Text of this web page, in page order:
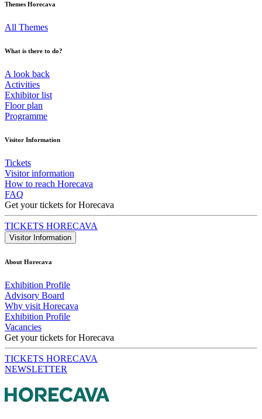
Themes Horecava
All Themes
What is there to do?
A look back
Activities
Exhibitor list
Floor plan
Programme
Visitor Information
Tickets
Visitor information
How to reach Horecava
FAQ
Get your tickets for Horecava
TICKETS HORECAVA
Visitor Information
About Horecava
Exhibition Profile
Advisory Board
Why visit Horecava
Exhibition Profile
Vacancies
Get your tickets for Horecava
TICKETS HORECAVA
NEWSLETTER